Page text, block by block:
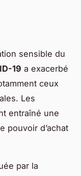
sensible du
19 a exacerbé
ceux
Les
entraîné une
pouvoir d’achat
par la